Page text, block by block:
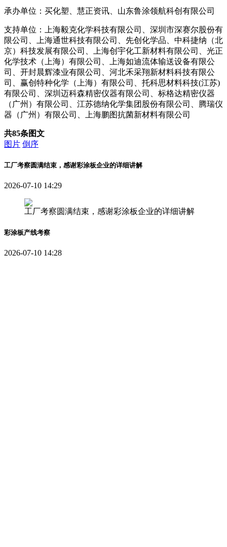
承办单位：买化塑、慧正资讯、山东鲁涂领航科创有限公司
支持单位：上海毅克化学科技有限公司、深圳市深赛尔股份有
限公司、上海通世科技有限公司、先创化学品、中科捷纳（北
京）科技发展有限公司、上海创宇化工新材料有限公司、光正
化学技术（上海）有限公司、上海如迪流体输送设备有限公
司、开封晨辉漆业有限公司、河北禾采翔新材料科技有限公
司、赢创特种化学（上海）有限公司、托科思材料科技(江苏)
有限公司、深圳迈科森精密仪器有限公司、标格达精密仪器
（广州）有限公司、江苏德纳化学集团股份有限公司、腾瑞仪
器（广州）有限公司、上海鹏图抗菌新材料有限公司
共85条图文
图片 倒序
工厂考察圆满结束，感谢彩涂板企业的详细讲解
2026-07-10 14:29
工厂考察圆满结束，感谢彩涂板企业的详细讲解
彩涂板产线考察
2026-07-10 14:28